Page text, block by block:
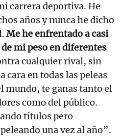
carrera deportiva. He
años y nunca he dicho
Me he enfrentado a casi
mi peso en diferentes
cualquier rival, sin
cara en todas las peleas
mundo, te ganas tanto el
como del público.
títulos pero
una vez al año”.